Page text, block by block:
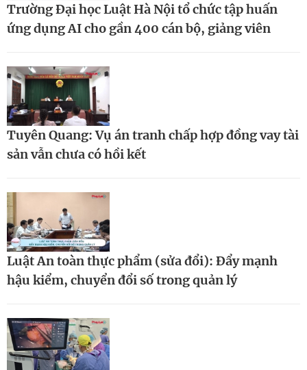
Trường Đại học Luật Hà Nội tổ chức tập huấn
ứng dụng AI cho gần 400 cán bộ, giảng viên
Tuyên Quang: Vụ án tranh chấp hợp đồng vay tài
sản vẫn chưa có hồi kết
Luật An toàn thực phẩm (sửa đổi): Đẩy mạnh
hậu kiểm, chuyển đổi số trong quản lý